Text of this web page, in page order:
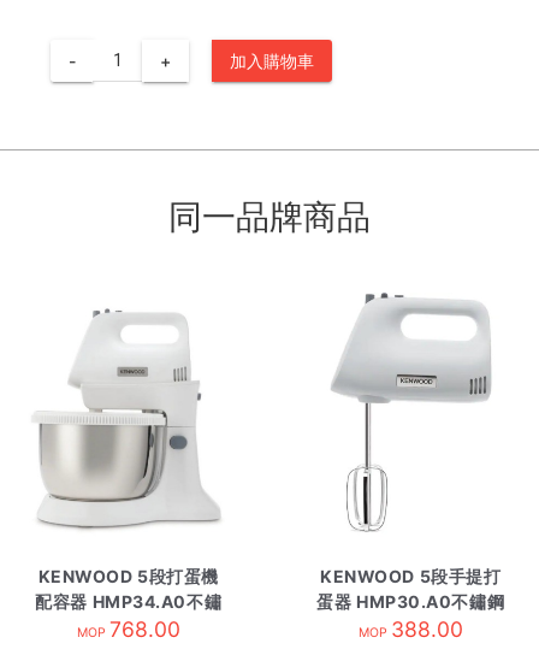
- + 加入購物車
同一品牌商品
KENWOOD 5段打蛋機
配容器 HMP34.A0不鏽
鋼
MOP 768.00
KENWOOD 5段手提打
蛋器 HMP30.A0不鏽鋼
MOP 388.00